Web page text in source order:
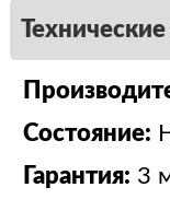
Состояние:
Гарантия: 3